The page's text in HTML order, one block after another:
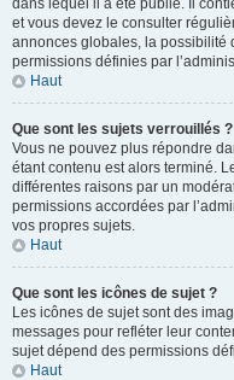
dans lequel il a été publié. Il
et vous devez le consulter
annonces globales, la possibilité
permissions définies par
Haut
Que sont les sujets verrouillés ?
Vous ne pouvez plus répondre
étant contenu est alors terminé.
différentes raisons par un
permissions accordées par
vos propres sujets.
Haut
Que sont les icônes de sujet ?
Les icônes de sujet sont des
messages pour refléter leur
sujet dépend des permissions
Haut